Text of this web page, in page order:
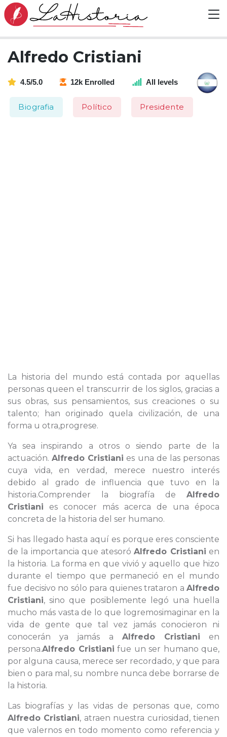
Alfredo Cristiani
4.5/5.0 12k Enrolled All levels
Biografia Político Presidente
La historia del mundo está contada por aquellas
personas queen el transcurrir de los siglos, gracias a
sus obras, sus pensamientos, sus creaciones o su
talento; han originado quela civilización, de una
forma u otra,progrese.
Ya sea inspirando a otros o siendo parte de la
actuación.Alfredo Cristiani es una de las personas
cuya vida, en verdad, merece nuestro interés
debido al grado de influencia que tuvo en la
historia.Comprender la biografía de Alfredo
Cristiani es conocer más acerca de una época
concreta de la historia del ser humano.
Si has llegado hasta aquí es porque eres consciente
de la importancia que atesoróAlfredo Cristiani en
la historia. La forma en que vivió y aquello que hizo
durante el tiempo que permaneció en el mundo
fue decisivo no sólo para quienes trataron a Alfredo
Cristiani, sino que posiblemente legó una huella
mucho más vasta de lo que logremosimaginar en la
vida de gente que tal vez jamás conocieron ni
conocerán ya jamás a Alfredo Cristiani en
persona.Alfredo Cristiani fue un ser humano que,
por alguna causa, merece ser recordado, y que para
bien o para mal, su nombre nunca debe borrarse de
la historia.
Las biografías y las vidas de personas que, como
Alfredo Cristiani, atraen nuestra curiosidad, tienen
que valernos en todo momento como referencia y